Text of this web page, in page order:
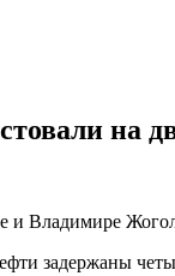
на
и Владимире
задержаны